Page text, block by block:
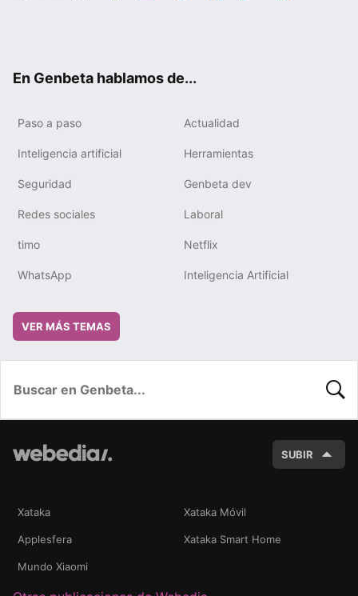
En Genbeta hablamos de...
Paso a paso Actualidad
Inteligencia artificial Herramientas
Seguridad Genbeta dev
Redes sociales Laboral
timo Netflix
WhatsApp Inteligencia Artificial
VER MÁS TEMAS
SUBIR
Xataka Xataka Móvil
Applesfera Xataka Smart Home
Mundo Xiaomi